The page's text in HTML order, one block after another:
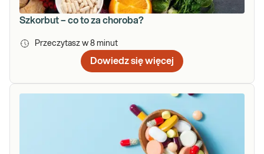
Szkorbut – co to za choroba?
Przeczytasz w 8 minut
Dowiedz się więcej